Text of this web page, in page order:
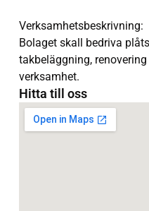
Verksamhetsbeskrivning:
Bolaget skall bedriva
takbeläggning,
verksamhet.
Hitta till oss